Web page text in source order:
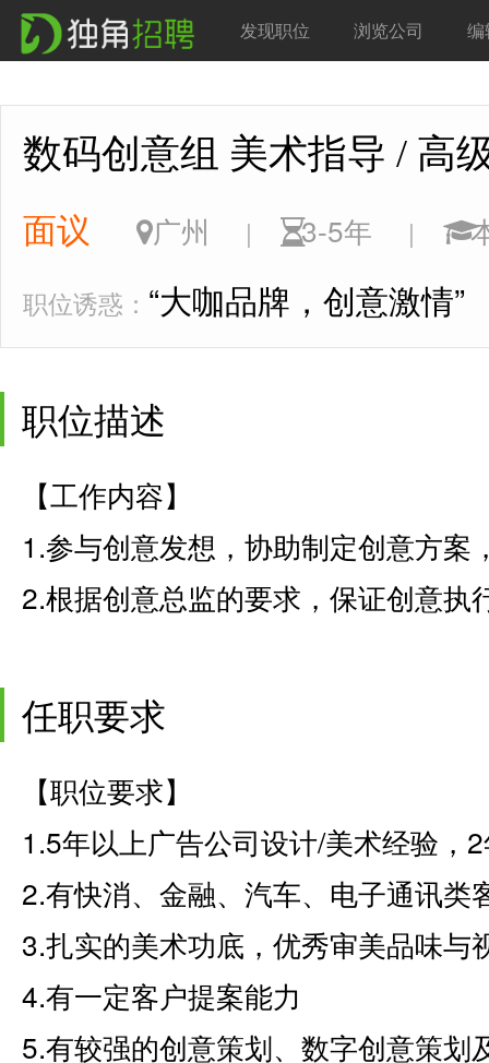
发现职位 浏览公司 编
数码创意组 美术指导 /
面议 广州 | 3-5年 |
职位诱惑： “大咖品牌，创意激情”
职位描述
【工作内容】
1.参与创意发想，协助制定创意方案
2.根据创意总监的要求，保证创意执
任职要求
【职位要求】
1.5年以上广告公司设计/美术经验，
2.有快消、金融、汽车、电子通讯类
3.扎实的美术功底，优秀审美品味与
4.有一定客户提案能力
5.有较强的创意策划、数字创意策划